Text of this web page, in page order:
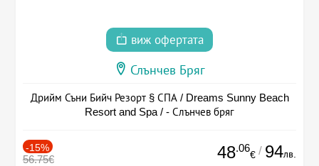
виж офертата
Слънчев Бряг
Дрийм Съни Бийч Резорт § СПА / Dreams Sunny Beach
Resort and Spa / - Слънчев бряг
-15%
56.75€ 48.06
€ / 94лв.